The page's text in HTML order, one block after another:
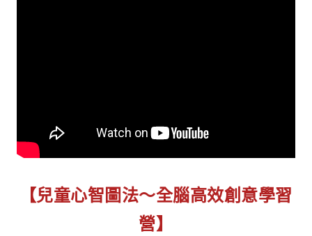
【兒童心智圖法〜全腦高效創意學習
營】